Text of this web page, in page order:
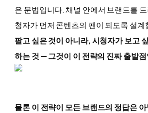
은 문법입니다. 채널 안에서 브랜드를
청자가 먼저 콘텐츠의 팬이 되도록 설계
팔고 싶은 것이 아니라, 시청자가 보고
하는 것 — 그것이 이 전략의 진짜 출발
물론 이 전략이 모든 브랜드의 정답은